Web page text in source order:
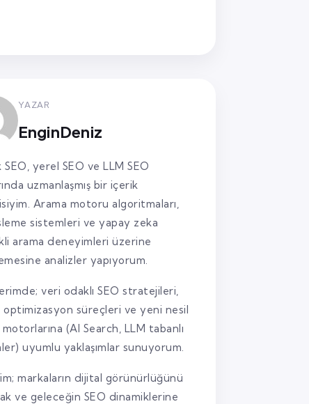
YAZAR
EnginDeniz
SEO, yerel SEO ve LLM SEO
uzmanlaşmış bir içerik
Arama motoru algoritmaları,
sistemleri ve yapay zeka
arama deneyimleri üzerine
analizler yapıyorum.
veri odaklı SEO stratejileri,
optimizasyon süreçleri ve yeni nesil
(AI Search, LLM tabanlı
uyumlu yaklaşımlar sunuyorum.
markaların dijital görünürlüğünü
ve geleceğin SEO dinamiklerine